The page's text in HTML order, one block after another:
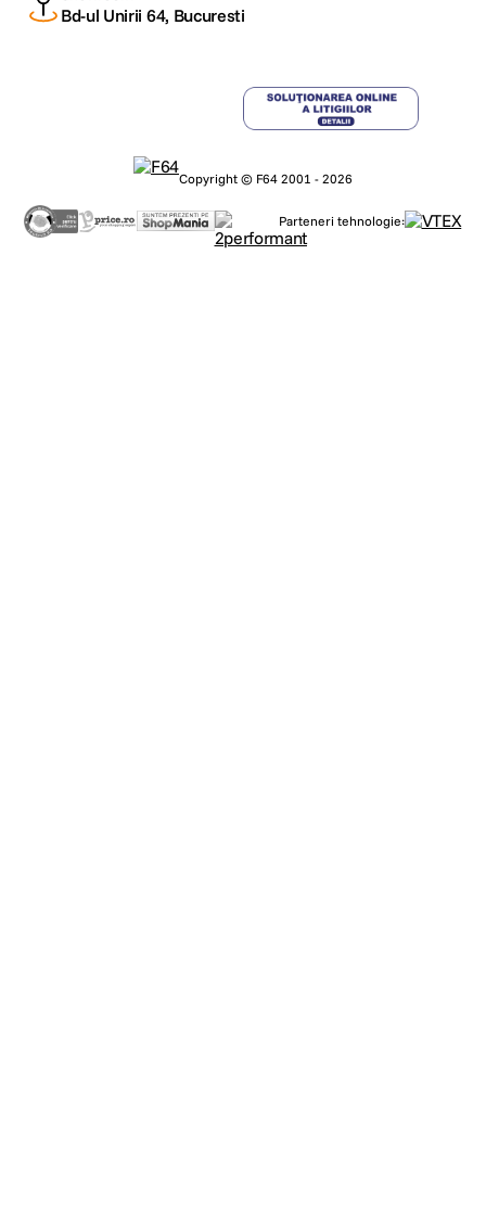
Bd-ul Unirii 64, Bucuresti
Copyright © F64 2001 - 2026
Parteneri tehnologie: